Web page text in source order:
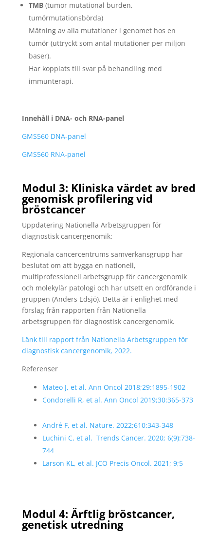
TMB(tumor mutational burden,
tumörmutationsbörda)
Mätning av alla mutationer i genomet hos en
tumör (uttryckt som antal mutationer per miljon
baser).
Har kopplats till svar på behandling med
immunterapi.
Innehåll i DNA- och RNA-panel
GMS560 DNA-panel
GMS560 RNA-panel
Modul 3: Kliniska värdet av bred
genomisk profilering vid
bröstcancer
Uppdatering Nationella Arbetsgruppen för
diagnostisk cancergenomik:
Regionala cancercentrums samverkansgrupp har
beslutat om att bygga en nationell,
multiprofessionell arbetsgrupp för cancergenomik
och molekylär patologi och har utsett en ordförande i
gruppen (Anders Edsjö). Detta är i enlighet med
förslag från rapporten från Nationella
arbetsgruppen för diagnostisk cancergenomik.
Länk till rapport från Nationella Arbetsgruppen för
diagnostisk cancergenomik, 2022.
Referenser
Mateo J, et al. Ann Oncol 2018;29:1895-1902
Condorelli R, et al. Ann Oncol 2019;30:365-373
André F, et al. Nature. 2022;610:343-348
Luchini C, et al. Trends Cancer. 2020; 6(9):738-
744
Larson KL, et al. JCO Precis Oncol. 2021; 9;5
Modul 4: Ärftlig bröstcancer,
genetisk utredning